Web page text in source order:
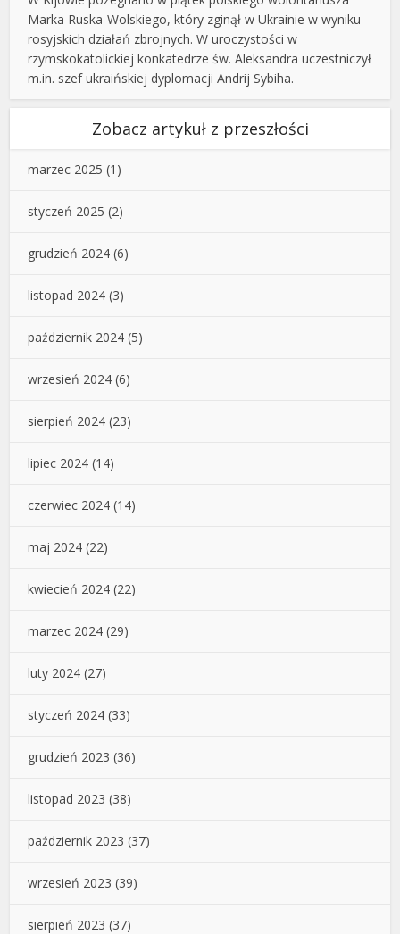
Marka Ruska-Wolskiego, który zginął w Ukrainie w wyniku
rosyjskich działań zbrojnych. W uroczystości w
rzymskokatolickiej konkatedrze św. Aleksandra uczestniczył
m.in. szef ukraińskiej dyplomacji Andrij Sybiha.
Zobacz artykuł z przeszłości
marzec 2025 (1)
styczeń 2025 (2)
grudzień 2024 (6)
listopad 2024 (3)
październik 2024 (5)
wrzesień 2024 (6)
sierpień 2024 (23)
lipiec 2024 (14)
czerwiec 2024 (14)
maj 2024 (22)
kwiecień 2024 (22)
marzec 2024 (29)
luty 2024 (27)
styczeń 2024 (33)
grudzień 2023 (36)
listopad 2023 (38)
październik 2023 (37)
wrzesień 2023 (39)
sierpień 2023 (37)